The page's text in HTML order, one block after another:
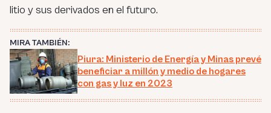
litio y sus derivados en el futuro.
MIRA TAMBIÉN:
Piura: Ministerio de Energía y Minas prevé
beneficiar a millón y medio de hogares
con gas y luz en 2023